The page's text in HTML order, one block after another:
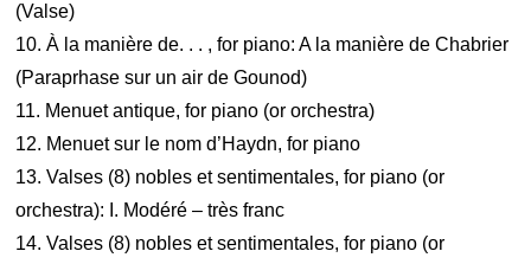
(Valse)
10. À la manière de. . . , for piano: A la manière de Chabrier
(Paraprhase sur un air de Gounod)
11. Menuet antique, for piano (or orchestra)
12. Menuet sur le nom d’Haydn, for piano
13. Valses (8) nobles et sentimentales, for piano (or
orchestra): I. Modéré – très franc
14. Valses (8) nobles et sentimentales, for piano (or